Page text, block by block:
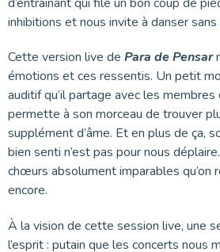
inhibitions et nous invite à danser
Cette version live de Para de Pensar
émotions et ces ressentis. Un petit
auditif qu’il partage avec les
permette à son morceau de trouver
supplément d’âme. Et en plus de ça,
bien senti n’est pas pour nous
chœurs absolument imparables qu’on
encore.
À la vision de cette session live, une
l’esprit : putain que les concerts nous